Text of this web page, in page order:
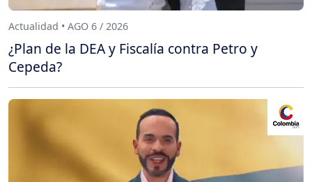
Actualidad • AGO 6 / 2026
¿Plan de la DEA y Fiscalía contra Petro y
Cepeda?